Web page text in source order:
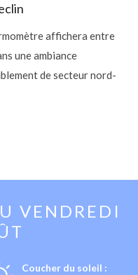
affichera entre
une ambiance
de secteur nord-
VENDREDI
Coucher du soleil :